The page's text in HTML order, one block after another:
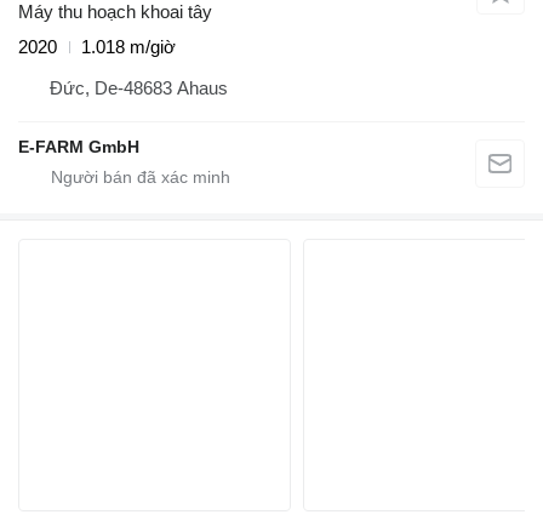
Máy thu hoạch khoai tây
2020
1.018 m/giờ
Đức, De-48683 Ahaus
E-FARM GmbH